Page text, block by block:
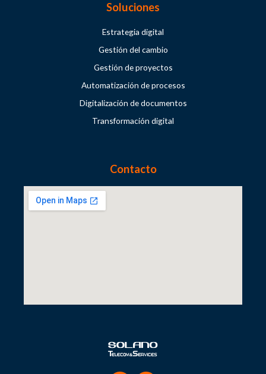
Soluciones
Estrategia digital
Gestión del cambio
Gestión de proyectos
Automatización de procesos
Digitalización de documentos
Transformación digital
Contacto